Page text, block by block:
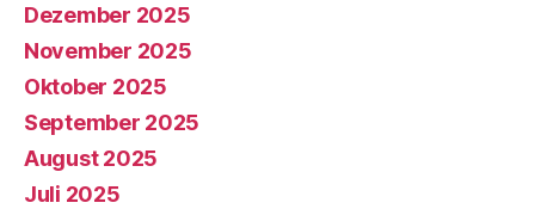
Dezember 2025
November 2025
Oktober 2025
September 2025
August 2025
Juli 2025